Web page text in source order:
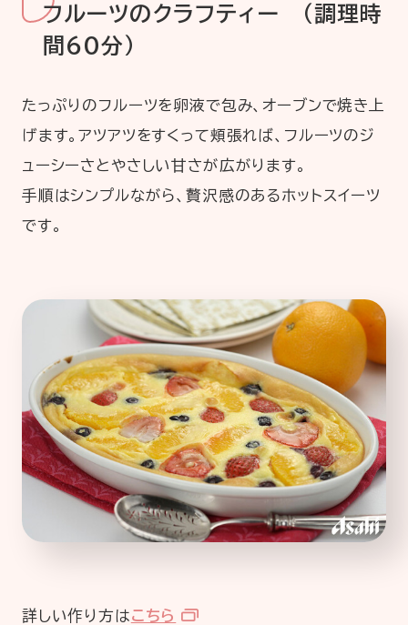
フルーツのクラフティー （調理時
間60分）
たっぷりのフルーツを卵液で包み、オーブンで焼き上
げます。アツアツをすくって頬張れば、フルーツのジ
ューシーさとやさしい甘さが広がります。
手順はシンプルながら、贅沢感のあるホットスイーツ
です。
詳しい作り方はこちら